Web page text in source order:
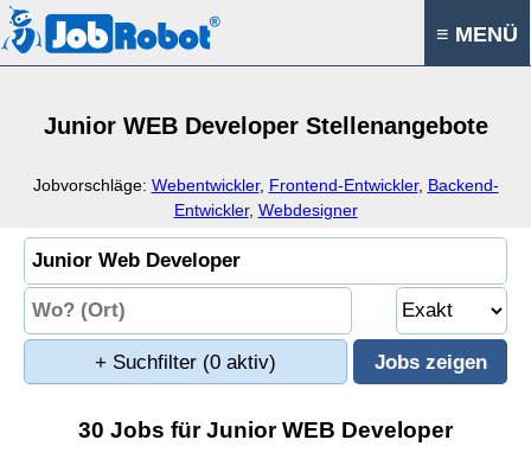
≡ MENÜ
Junior WEB Developer Stellenangebote
Jobvorschläge: Webentwickler, Frontend-Entwickler, Backend-
Entwickler, Webdesigner
+ Suchfilter (0 aktiv)
30 Jobs für Junior WEB Developer